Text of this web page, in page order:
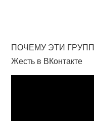
ПОЧЕМУ ЭТИ
Жесть в ВКонтакте